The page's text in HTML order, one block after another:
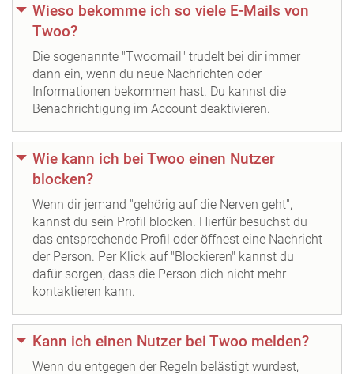
Wieso bekomme ich so viele E-Mails von
Twoo?
Die sogenannte "Twoomail" trudelt bei dir immer
dann ein, wenn du neue Nachrichten oder
Informationen bekommen hast. Du kannst die
Benachrichtigung im Account deaktivieren.
Wie kann ich bei Twoo einen Nutzer
blocken?
Wenn dir jemand "gehörig auf die Nerven geht",
kannst du sein Profil blocken. Hierfür besuchst du
das entsprechende Profil oder öffnest eine Nachricht
der Person. Per Klick auf "Blockieren" kannst du
dafür sorgen, dass die Person dich nicht mehr
kontaktieren kann.
Kann ich einen Nutzer bei Twoo melden?
Wenn du entgegen der Regeln belästigt wurdest,